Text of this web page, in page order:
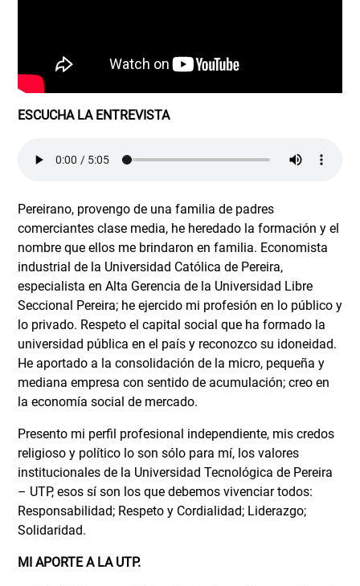
ESCUCHA LA ENTREVISTA
Pereirano, provengo de una familia de padres
comerciantes clase media, he heredado la formación y el
nombre que ellos me brindaron en familia. Economista
industrial de la Universidad Católica de Pereira,
especialista en Alta Gerencia de la Universidad Libre
Seccional Pereira; he ejercido mi profesión en lo público y
lo privado. Respeto el capital social que ha formado la
universidad pública en el país y reconozco su idoneidad.
He aportado a la consolidación de la micro, pequeña y
mediana empresa con sentido de acumulación; creo en
la economía social de mercado.
Presento mi perfil profesional independiente, mis credos
religioso y político lo son sólo para mí, los valores
institucionales de la Universidad Tecnológica de Pereira
– UTP, esos sí son los que debemos vivenciar todos:
Responsabilidad; Respeto y Cordialidad; Liderazgo;
Solidaridad.
MI APORTE A LA UTP.